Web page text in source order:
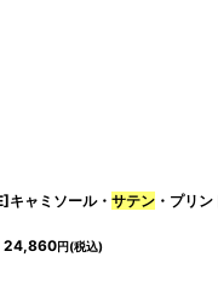
]
ャミソール・ サテン ・プリ
24,860円(税込)